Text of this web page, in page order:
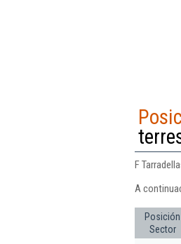
F
A
Posición
Sector